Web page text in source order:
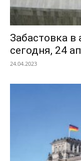
Забастовка в
сегодня, 24
24.04.2023